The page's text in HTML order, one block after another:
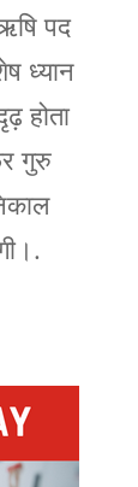
पद
ध्यान
होता
गुरु